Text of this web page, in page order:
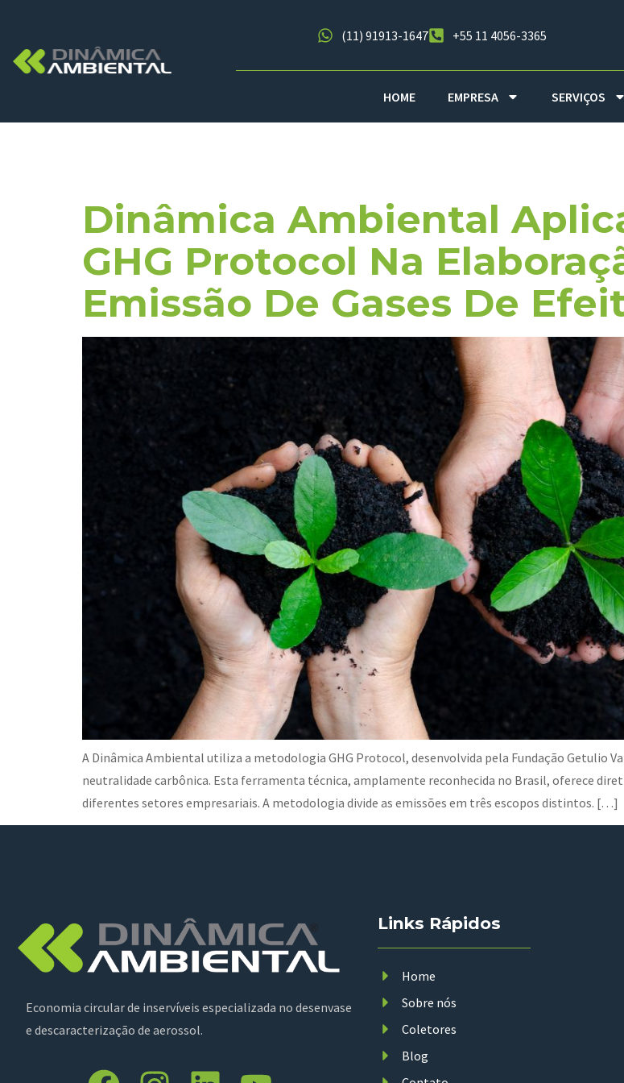
(11) 91913-1647 +55 11 4056-3365
HOME EMPRESA SERVIÇOS
Dinâmica Ambiental
GHG Protocol Na
Emissão De Gases De
A Dinâmica Ambiental utiliza a metodologia GHG Protocol, desenvolvida pela Fundação Getulio
neutralidade carbônica. Esta ferramenta técnica, amplamente reconhecida no Brasil, oferece
diferentes setores empresariais. A metodologia divide as emissões em três escopos distintos. […]
Economia circular de inservíveis especializada no desenvase
e descaracterização de aerossol.
Links Rápidos
Home
Sobre nós
Coletores
Blog